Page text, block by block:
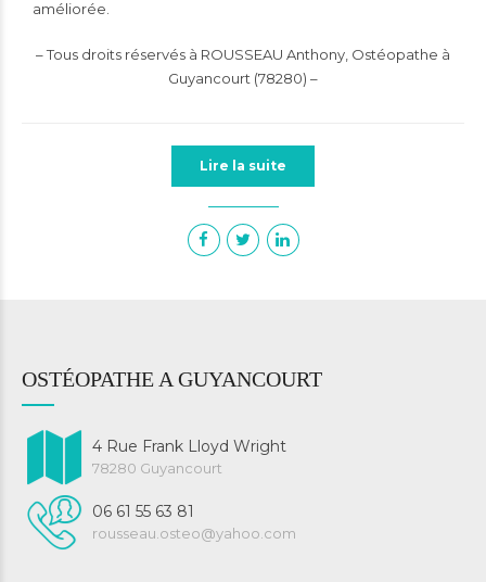
améliorée.
– Tous droits réservés à ROUSSEAU Anthony, Ostéopathe à
Guyancourt (78280) –
Lire la suite
OSTÉOPATHE A GUYANCOURT
4 Rue Frank Lloyd Wright
78280 Guyancourt
06 61 55 63 81
rousseau.osteo@yahoo.com